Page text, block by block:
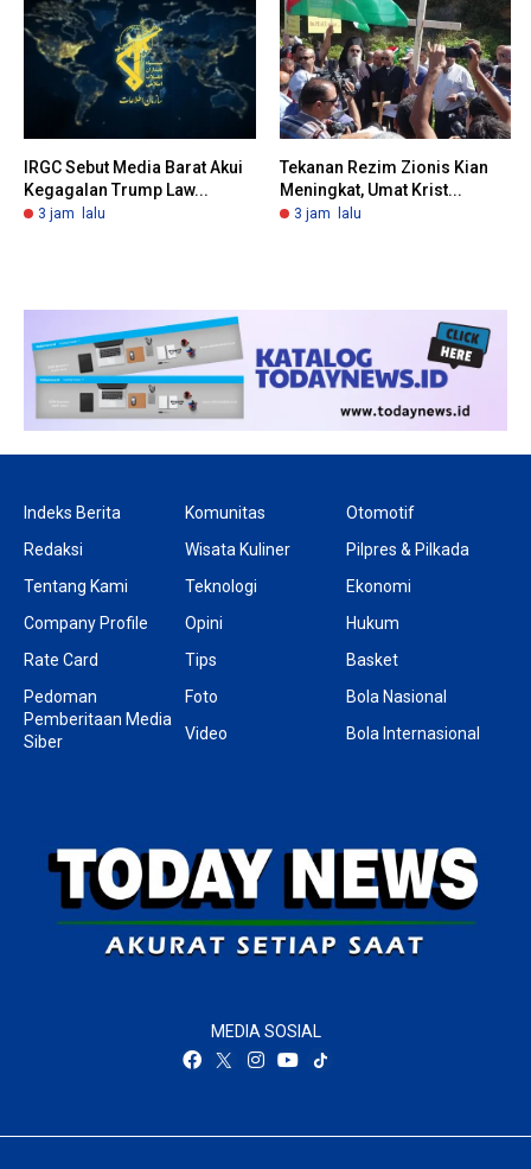
IRGC Sebut Media Barat Akui
Kegagalan Trump Law...
3 jam lalu
Tekanan Rezim Zionis Kian
Meningkat, Umat Krist...
3 jam lalu
Indeks Berita
Redaksi
Tentang Kami
Company Profile
Rate Card
Pedoman
Pemberitaan Media
Siber
Komunitas
Wisata Kuliner
Teknologi
Opini
Tips
Foto
Video
Otomotif
Pilpres & Pilkada
Ekonomi
Hukum
Basket
Bola Nasional
Bola Internasional
MEDIA SOSIAL